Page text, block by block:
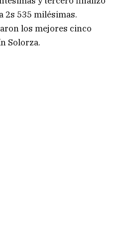
2s 535 milésimas.
los mejores cinco
Solorza.